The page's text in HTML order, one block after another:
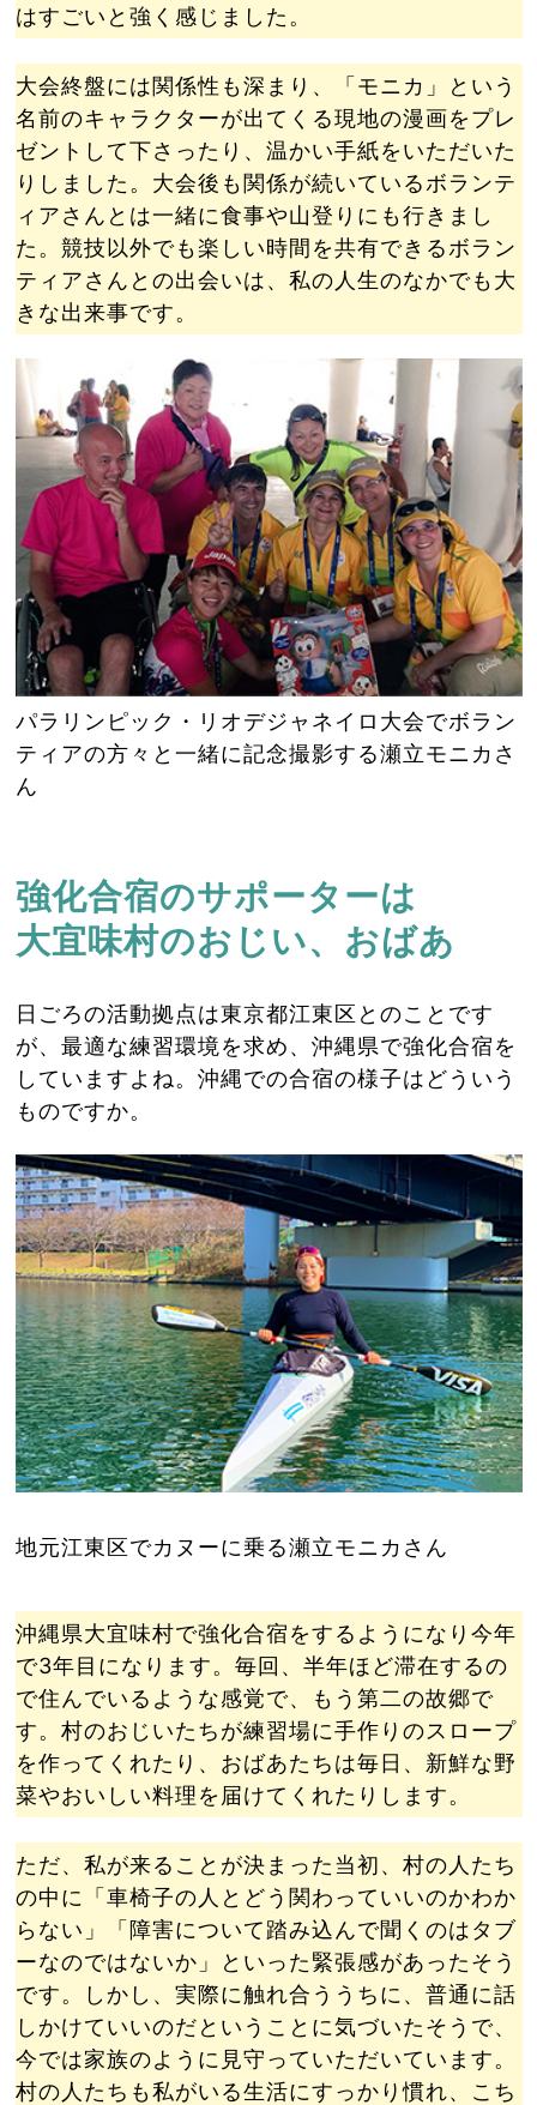
はすごいと強く感じました。
大会終盤には関係性も深まり、「モニカ」という
名前のキャラクターが出てくる現地の漫画をプレ
ゼントして下さったり、温かい手紙をいただいた
りしました。大会後も関係が続いているボランテ
ィアさんとは一緒に食事や山登りにも行きまし
た。競技以外でも楽しい時間を共有できるボラン
ティアさんとの出会いは、私の人生のなかでも大
きな出来事です。
パラリンピック・リオデジャネイロ大会でボラン
ティアの方々と一緒に記念撮影する瀬立モニカさ
ん
強化合宿のサポーターは
大宜味村のおじい、おばあ
日ごろの活動拠点は東京都江東区とのことです
が、最適な練習環境を求め、沖縄県で強化合宿を
していますよね。沖縄での合宿の様子はどういう
ものですか。
地元江東区でカヌーに乗る瀬立モニカさん
沖縄県大宜味村で強化合宿をするようになり今年
で3年目になります。毎回、半年ほど滞在するの
で住んでいるような感覚で、もう第二の故郷で
す。村のおじいたちが練習場に手作りのスロープ
を作ってくれたり、おばあたちは毎日、新鮮な野
菜やおいしい料理を届けてくれたりします。
ただ、私が来ることが決まった当初、村の人たち
の中に「車椅子の人とどう関わっていいのかわか
らない」「障害について踏み込んで聞くのはタブ
ーなのではないか」といった緊張感があったそう
です。しかし、実際に触れ合ううちに、普通に話
しかけていいのだということに気づいたそうで、
今では家族のように見守っていただいています。
村の人たちも私がいる生活にすっかり慣れ、こち